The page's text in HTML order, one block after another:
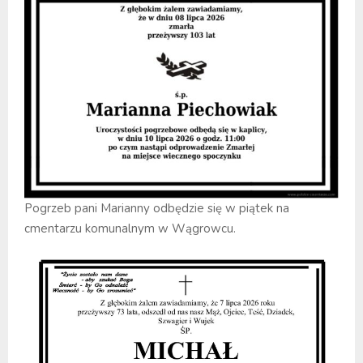
Pogrzeb pani Marianny odbędzie się w piątek na
cmentarzu komunalnym w Wągrowcu.